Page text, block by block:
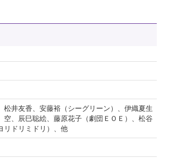
井友香、安藤裕（シーグリーン）、伊織夏生
空、辰巳聡絵、藤原花子（劇団ＥＯＥ）、松谷
リドリミドリ）、他